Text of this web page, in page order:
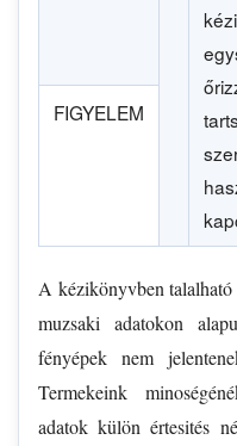
FIGYELEM
A kézikönyvben
muzsaki adatokon
fényépek nem
Termekeink
adatok külön értesités